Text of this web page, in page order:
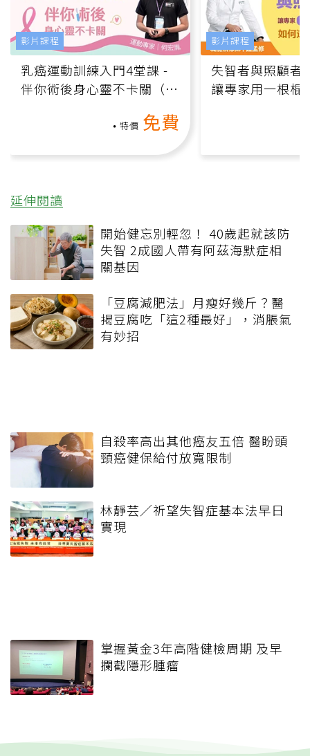
乳癌運動訓練入門4堂課 -
伴你術後身心靈不卡關（線
特價 免費
影片課程
失智者與照顧者
讓專家用一根棍
影片課程
延伸閱讀
開始健忘別輕忽！ 40歲起就該防
失智 2成國人帶有阿茲海默症相
關基因
「豆腐減肥法」月瘦好幾斤？醫
揭豆腐吃「這2種最好」，消脹氣
有妙招
自殺率高出其他癌友五倍 醫盼頭
頸癌健保給付放寬限制
林靜芸／祈望失智症基本法早日
實現
掌握黃金3年高階健檢周期 及早
攔截隱形腫瘤